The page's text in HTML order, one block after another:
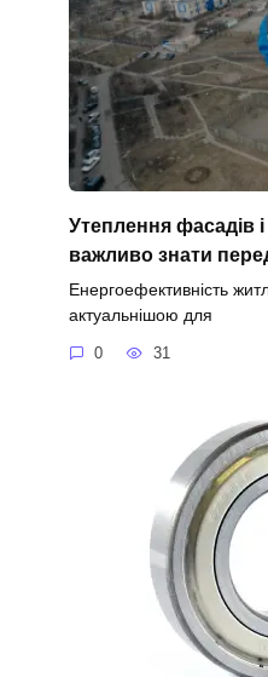
Утеплення фасадів
важливо знати
Енергоефективність
актуальнішою для
0 31